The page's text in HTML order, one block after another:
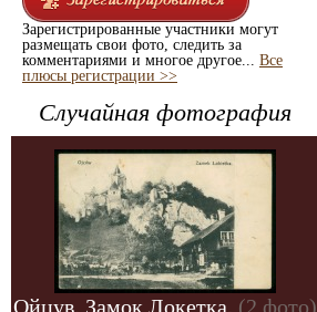
Зарегистрированные участники могут
размещать свои фото, следить за
комментариями и многое другое... Все
плюсы регистрации >>
Случайная фотография
Ойцув. Замок Локетка. (2 фото)